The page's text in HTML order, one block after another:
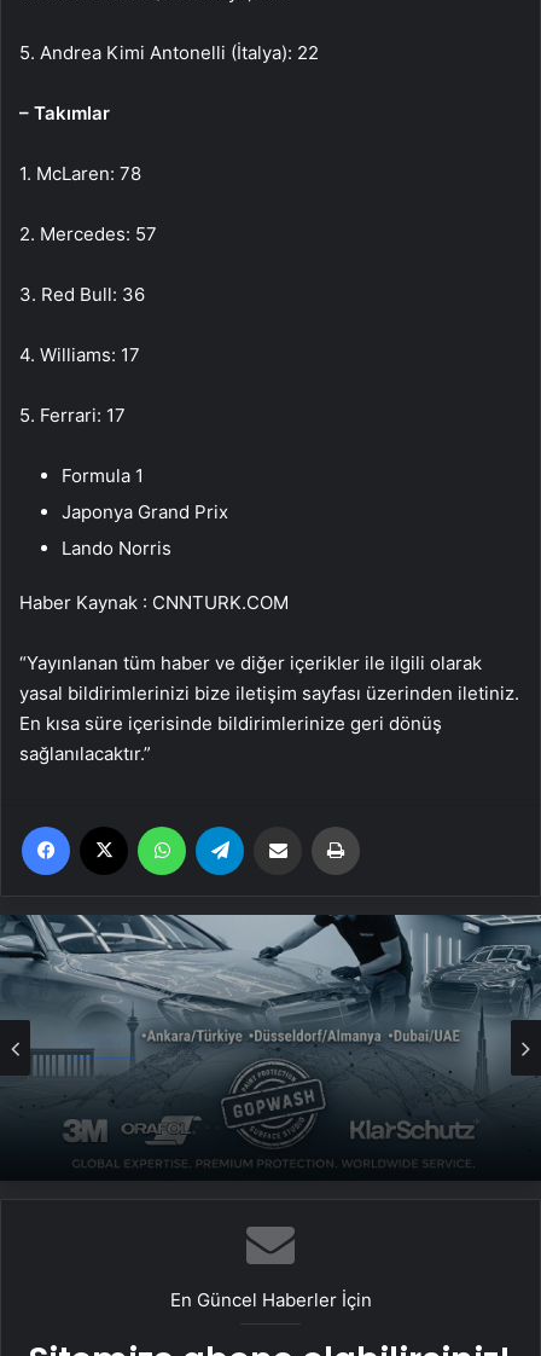
5. Andrea Kimi Antonelli (İtalya): 22
– Takımlar
1. McLaren: 78
2. Mercedes: 57
3. Red Bull: 36
4. Williams: 17
5. Ferrari: 17
Formula 1
Japonya Grand Prix
Lando Norris
Haber Kaynak : CNNTURK.COM
“Yayınlanan tüm haber ve diğer içerikler ile ilgili olarak
yasal bildirimlerinizi bize iletişim sayfası üzerinden iletiniz.
En kısa süre içerisinde bildirimlerinize geri dönüş
sağlanılacaktır.”
Facebook WhatsApp Email'den paylaş
UETDS Nedir ? Uetds.com İle Akıllı Dijital
Taşımacılık Yazılımı
En Güncel Haberler İçin